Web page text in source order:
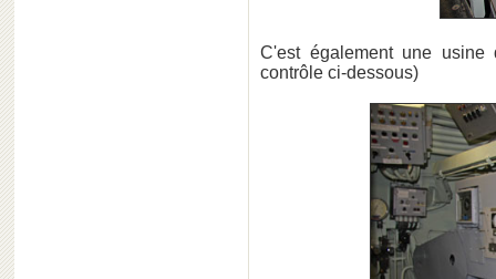
C'est également une usine
contrôle ci-dessous)